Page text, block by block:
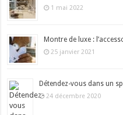
1 mai 2022
Montre de luxe :
25 janvier 2021
Détendez-vous dans un
24 décembre 2020